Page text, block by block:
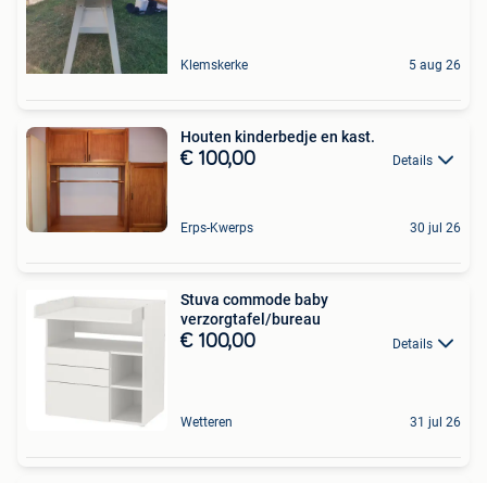
Klemskerke 5 aug 26
Houten kinderbedje en kast.
€ 100,00 Details
Erps-Kwerps 30 jul 26
Stuva commode baby
verzorgtafel/bureau
€ 100,00 Details
Wetteren 31 jul 26